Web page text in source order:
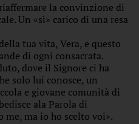
la convinzione di
Un «sì» carico di una resa
tua vita, Vera, e questo
di ogni consacrata.
dove il Signore ci ha
solo lui conosce, un
e giovane comunità di
ala Parola di
me, ma io ho scelto voi».